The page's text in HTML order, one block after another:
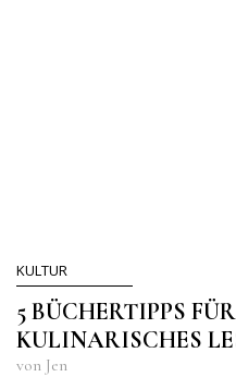
KULTUR
5 BÜCHERTIPPS
KULINARISCHES
von Jen